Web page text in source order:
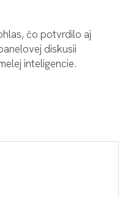
čo potvrdilo aj
diskusii
inteligencie.